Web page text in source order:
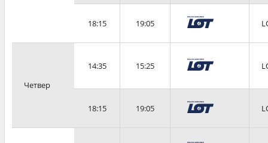
18:15 19:05
Четвер
14:35 15:25
18:15 19:05